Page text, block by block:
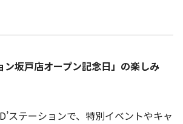
ン坂戸店オープン記念日」の楽しみ
ステーションで、特別イベントやキャ